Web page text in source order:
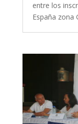
entre los
España zona